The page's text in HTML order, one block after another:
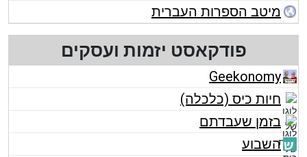
מיטב הספרות העברית
פודקאסט יזמות ועסקים
Geekonomy
חיות כיס (כלכלה)
בזמן שעבדתם
השבוע